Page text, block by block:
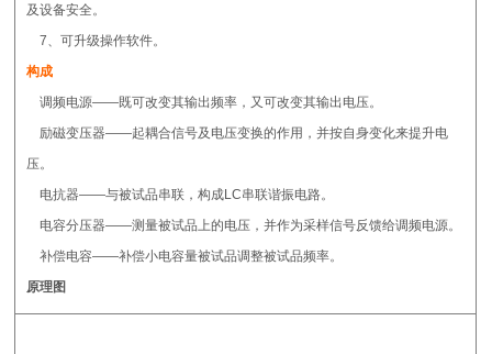
及设备安全。
7、可升级操作软件。
构成
调频电源——既可改变其输出频率，又可改变其输出电压。
励磁变压器——起耦合信号及电压变换的作用，并按自身变化来提升电
压。
电抗器——与被试品串联，构成LC串联谐振电路。
电容分压器——测量被试品上的电压，并作为采样信号反馈给调频电源。
补偿电容——补偿小电容量被试品调整被试品频率。
原理图